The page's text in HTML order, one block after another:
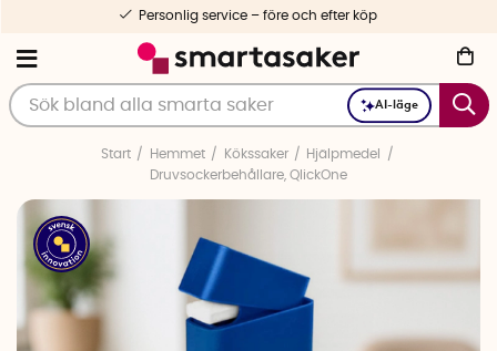
AI-läge
Personlig service – före och efter köp
Start Hemmet Kökssaker
Hjälpmedel
Druvsockerbehållare, QlickOne